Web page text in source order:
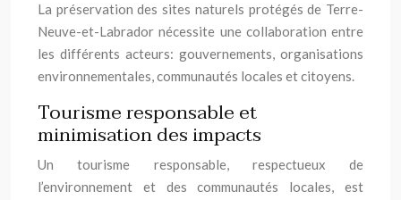
La préservation des sites naturels protégés de Terre-
Neuve-et-Labrador nécessite une collaboration entre
les différents acteurs: gouvernements, organisations
environnementales, communautés locales et citoyens.
Tourisme responsable et
minimisation des impacts
Un tourisme responsable, respectueux de
l’environnement et des communautés locales, est